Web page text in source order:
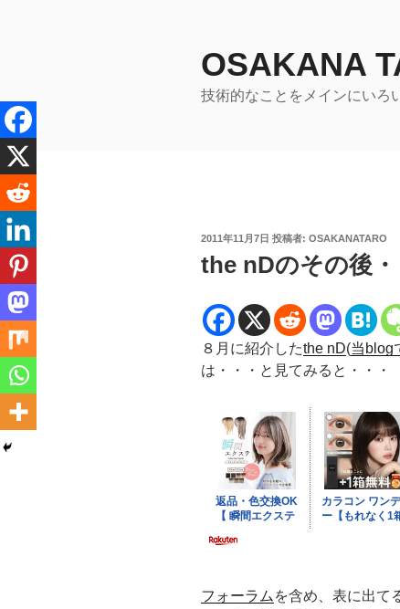
へ
ス
キ
プ
OSAKANA
技術的なことをメインにいろ
投
日:
2011年11月7日 投稿者: OSAKANATARO
the nDのその後・
８月に紹介したthe nD(当blog
は・・・と見てみると・・・
フォーラム を含め、表に出て